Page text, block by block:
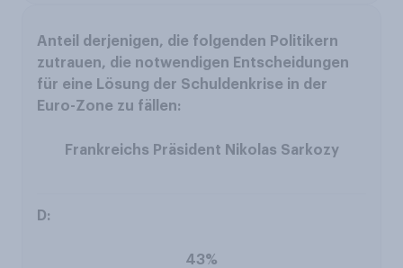
Frankreichs Präsident Nikolas Sarkozy
43%